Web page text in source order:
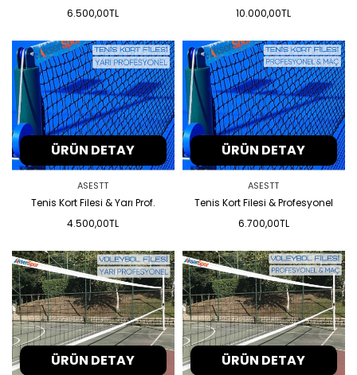
6.500,00TL
10.000,00TL
ASESTT
Tenis Kort Filesi & Yarı Prof.
4.500,00TL
ÜRÜN DETAY
ASESTT
Tenis Kort Filesi & Profesyonel
6.700,00TL
ÜRÜN DETAY
ÜRÜN DETAY ÜRÜN DETAY